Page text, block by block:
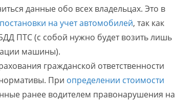
данные обо всех владельцах. Это в
на учет автомобилей, так как
ПТС (с собой нужно будет возить лишь
машины).
гражданской ответственности
При определении стоимости
ранее водителем правонарушения на